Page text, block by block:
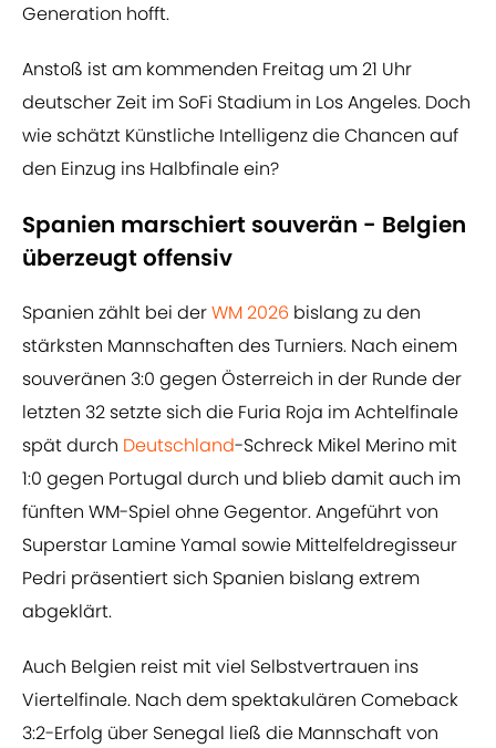
Generation hofft.
Anstoß ist am kommenden Freitag um 21 Uhr
deutscher Zeit im SoFi Stadium in Los Angeles. Doch
wie schätzt Künstliche Intelligenz die Chancen auf
den Einzug ins Halbfinale ein?
Spanien marschiert souverän - Belgien
überzeugt offensiv
Spanien zählt bei derWM 2026 bislang zu den
stärksten Mannschaften des Turniers. Nach einem
souveränen 3:0 gegen Österreich in der Runde der
letzten 32 setzte sich die Furia Roja im Achtelfinale
spät durch Deutschland-Schreck Mikel Merino mit
1:0 gegen Portugal durch und blieb damit auch im
fünften WM-Spiel ohne Gegentor. Angeführt von
Superstar Lamine Yamal sowie Mittelfeldregisseur
Pedri präsentiert sich Spanien bislang extrem
abgeklärt.
Auch Belgien reist mit viel Selbstvertrauen ins
Viertelfinale. Nach dem spektakulären Comeback
3:2-Erfolg über Senegal ließ die Mannschaft von